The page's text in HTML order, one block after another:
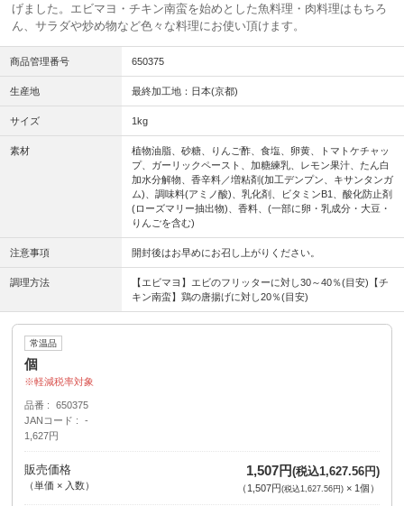
げました。エビマヨ・チキン南蛮を始めとした魚料理・肉料理はもちろ
ん、サラダや炒め物など色々な料理にお使い頂けます。
商品管理番号 650375
生産地 最終加工地：日本(京都)
サイズ 1kg
素材
植物油脂、砂糖、りんご酢、食塩、卵黄、トマトケチャッ
プ、ガーリックペースト、加糖練乳、レモン果汁、たん白
加水分解物、香辛料／増粘剤(加工デンプン、キサンタンガ
ム)、調味料(アミノ酸)、乳化剤、ビタミンB1、酸化防止剤
(ローズマリー抽出物)、香料、(一部に卵・乳成分・大豆・
りんごを含む)
注意事項 開封後はお早めにお召し上がりください。
調理方法
【エビマヨ】エビのフリッターに対し30～40％(目安)【チ
キン南蛮】鶏の唐揚げに対し20％(目安)
常温品
個
軽減税率対象
品番
650375
JANコード
-
1,627円
販売価格
（単価 × 入数）
1,507円(税込1,627.56円)
（ 1,507円(税込1,627.56円)× 1個 ）